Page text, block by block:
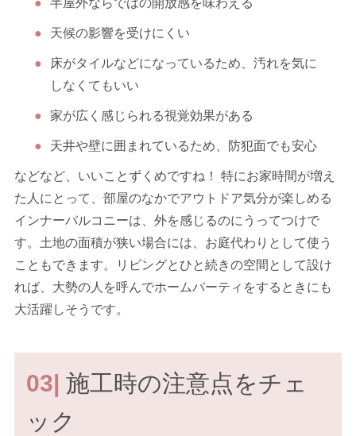
半屋外ならではの開放感を味わえる
天候の影響を受けにくい
床がタイルなどになっているため、汚れを気に
しなくてもいい
家が広く感じられる視覚効果がある
天井や壁に囲まれているため、防犯面でも安心
などなど、いいことずくめですね！ 特にお家時間が増え
た人にとって、部屋のなかでアウトドア気分が楽しめる
インナーバルコニーは、外を感じるのにうってつけで
す。土地の面積が狭い場合には、お庭代わりとして使う
こともできます。リビングとひと続きの空間として設け
れば、大勢の人を呼んでホームパーティをするときにも
大活躍しそうです。
03| 施工時の注意点をチェ
ック